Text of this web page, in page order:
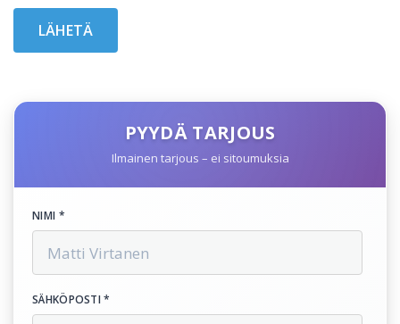
PYYDÄ TARJOUS
Ilmainen tarjous – ei sitoumuksia
NIMI *
SÄHKÖPOSTI *